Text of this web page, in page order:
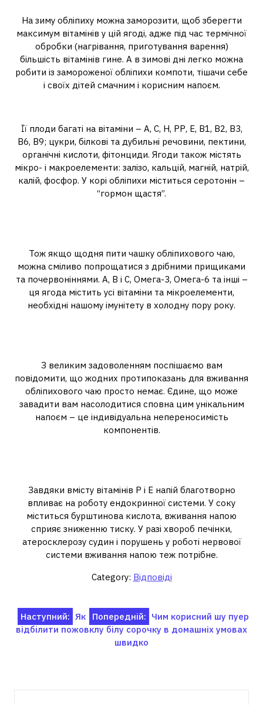
На зиму обліпиху можна заморозити, щоб зберегти
максимум вітамінів у цій ягоді, адже під час термічної
обробки (нагрівання, приготування варення)
більшість вітамінів гине. А в зимові дні легко можна
робити із замороженої обліпихи компоти, тішачи себе
і своїх дітей смачним і корисним напоєм.
Її плоди багаті на вітаміни – А, С, Н, РР, Е, В1, В2, В3,
В6, В9; цукри, білкові та дубильні речовини, пектини,
органічні кислоти, фітонциди. Ягоди також містять
мікро- і макроелементи: залізо, кальцій, магній, натрій,
калій, фосфор. У корі обліпихи міститься серотонін –
“гормон щастя”.
Тож якщо щодня пити чашку обліпихового чаю,
можна сміливо попрощатися з дрібними прищиками
та почервоніннями. А, В і С, Омега-3, Омега-6 та інші –
ця ягода містить усі вітаміни та мікроелементи,
необхідні нашому імунітету в холодну пору року.
З великим задоволенням поспішаємо вам
повідомити, що жодних протипоказань для вживання
обліпихового чаю просто немає. Єдине, що може
завадити вам насолодитися сповна цим унікальним
напоєм – це індивідуальна непереносимість
компонентів.
Завдяки вмісту вітамінів Р і Е напій благотворно
впливає на роботу ендокринної системи. У соку
міститься бурштинова кислота, вживання напою
сприяє зниженню тиску. У разі хвороб печінки,
атеросклерозу судин і порушень у роботі нервової
системи вживання напою теж потрібне.
Category: Відповіді
Навігація
записів
Попередній: Чим корисний шу пуер
Наступний: Як
відбілити пожовклу білу сорочку в домашніх умовах
швидко